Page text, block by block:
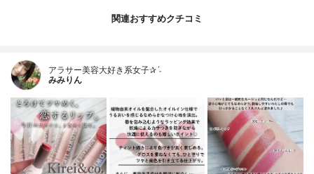
関連おすすめクチコミ
アラサー美容大好き系女子✰ˊ˗
みみりん